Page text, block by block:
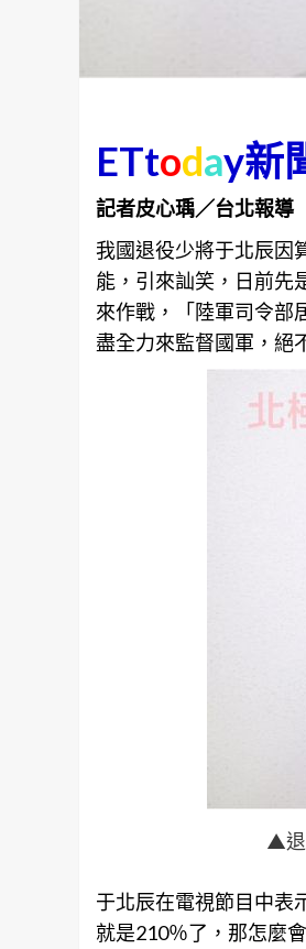
ETtoday新
記者皮心瑀／台北報導
我國退役少將于北辰因
能，引來訕笑，日前先
來作戰，「陸軍司令部
盡全力來監督國軍，絕
▲退
于北辰在電視節目中表
就是210％了，那怎麼